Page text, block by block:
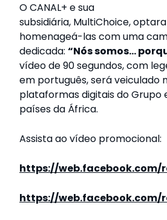
O CANAL+ e sua
subsidiária, MultiChoice,
homenageá-las com uma
dedicada: “Nós somos...
vídeo de 90 segundos, com
em português, será veiculado
plataformas digitais do Grupo
países da África.
Assista ao vídeo promocional:
https://web.facebook.com/
https://web.facebook.com/